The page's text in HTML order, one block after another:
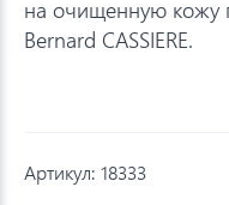
на очищенную кожу
Bernard CASSIERE.
Артикул: 18333